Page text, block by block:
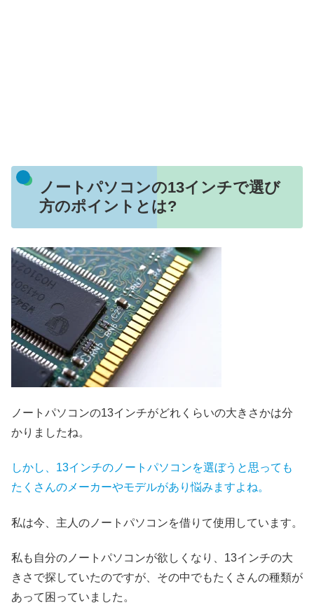
ノートパソコンの13インチで選び
方のポイントとは?
ノートパソコンの13インチがどれくらいの大きさかは分
かりましたね。
しかし、13インチのノートパソコンを選ぼうと思っても
たくさんのメーカーやモデルがあり悩みますよね。
私は今、主人のノートパソコンを借りて使用しています。
私も自分のノートパソコンが欲しくなり、13インチの大
きさで探していたのですが、その中でもたくさんの種類が
あって困っていました。